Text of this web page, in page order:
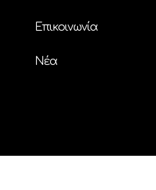
Επικοινωνία
Nέα